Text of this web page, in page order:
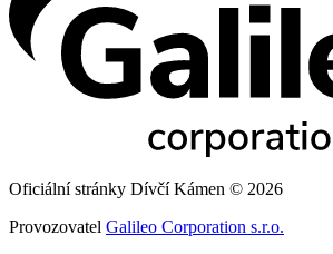
Oficiální stránky Dívčí Kámen © 2026
Provozovatel Galileo Corporation s.r.o.